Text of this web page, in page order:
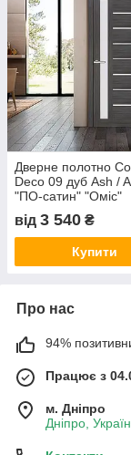
Дверне полотно
Deco 09 дуб Ash /
"ПО-сатин" "Оміс"
від 3 540 ₴
Купити
Про нас
94%
Працює з
м. Дніпро
Дніпро,